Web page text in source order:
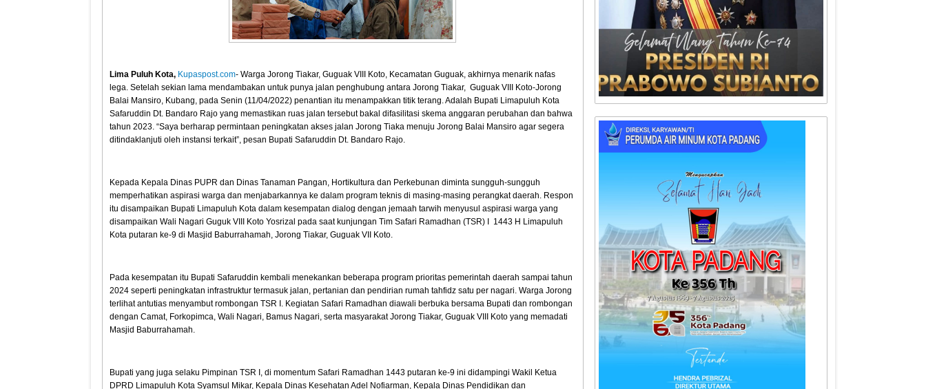
Lima Puluh Kota, Kupaspost.com- Warga Jorong Tiakar, Guguak VIII Koto, Kecamatan Guguak, akhirnya menarik nafas
lega. Setelah sekian lama mendambakan untuk punya jalan penghubung antara Jorong Tiakar, Guguak VIII Koto-Jorong
Balai Mansiro, Kubang, pada Senin (11/04/2022) penantian itu menampakkan titik terang. Adalah Bupati Limapuluh Kota
Safaruddin Dt. Bandaro Rajo yang memastikan ruas jalan tersebut bakal difasilitasi skema anggaran perubahan dan bahwa
tahun 2023. “Saya berharap permintaan peningkatan akses jalan Jorong Tiaka menuju Jorong Balai Mansiro agar segera
ditindaklanjuti oleh instansi terkait”, pesan Bupati Safaruddin Dt. Bandaro Rajo.
Kepada Kepala Dinas PUPR dan Dinas Tanaman Pangan, Hortikultura dan Perkebunan diminta sungguh-sungguh
memperhatikan aspirasi warga dan menjabarkannya ke dalam program teknis di masing-masing perangkat daerah. Respon
itu disampaikan Bupati Limapuluh Kota dalam kesempatan dialog dengan jemaah tarwih menyusul aspirasi warga yang
disampaikan Wali Nagari Guguk VIII Koto Yosrizal pada saat kunjungan Tim Safari Ramadhan (TSR) I 1443 H Limapuluh
Kota putaran ke-9 di Masjid Baburrahamah, Jorong Tiakar, Guguak VII Koto.
Pada kesempatan itu Bupati Safaruddin kembali menekankan beberapa program prioritas pemerintah daerah sampai tahun
2024 seperti peningkatan infrastruktur termasuk jalan, pertanian dan pendirian rumah tahfidz satu per nagari. Warga Jorong
terlihat antutias menyambut rombongan TSR I. Kegiatan Safari Ramadhan diawali berbuka bersama Bupati dan rombongan
dengan Camat, Forkopimca, Wali Nagari, Bamus Nagari, serta masyarakat Jorong Tiakar, Guguak VIII Koto yang memadati
Masjid Baburrahamah.
Bupati yang juga selaku Pimpinan TSR I, di momentum Safari Ramadhan 1443 putaran ke-9 ini didampingi Wakil Ketua
DPRD Limapuluh Kota Syamsul Mikar, Kepala Dinas Kesehatan Adel Nofiarman, Kepala Dinas Pendidikan dan